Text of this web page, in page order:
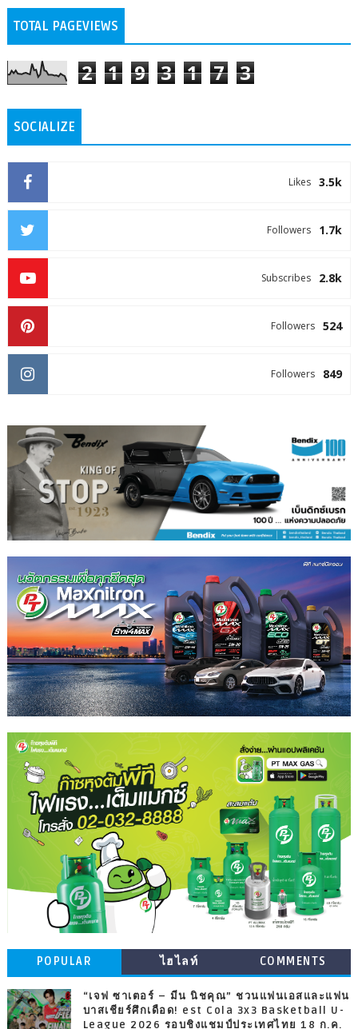
TOTAL PAGEVIEWS
2 1 9 3 1 7 3
SOCIALIZE
3.5k
Likes
1.7k
Followers
2.8k
Subscribes
524
Followers
849
Followers
POPULAR ไฮไลท์ COMMENTS
“เจฟ ซาเตอร์ – มีน นิชคุณ” ชวนแฟนเอสและแฟน
บาสเชียร์ศึกเดือด! est Cola 3x3 Basketball U-
League 2026 รอบชิงแชมป์ประเทศไทย 18 ก.ค.